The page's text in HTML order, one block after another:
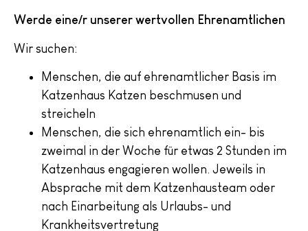
Werde eine/r unserer wertvollen Ehrenamtlichen
Wir suchen:
Menschen, die auf ehrenamtlicher Basis im
Katzenhaus Katzen beschmusen und
streicheln
Menschen, die sich ehrenamtlich ein- bis
zweimal in der Woche für etwas 2 Stunden im
Katzenhaus engagieren wollen. Jeweils in
Absprache mit dem Katzenhausteam oder
nach Einarbeitung als Urlaubs- und
Krankheitsvertretung